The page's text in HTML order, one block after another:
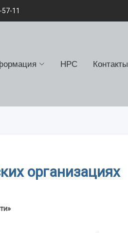
11
НРС Контакты
организациях